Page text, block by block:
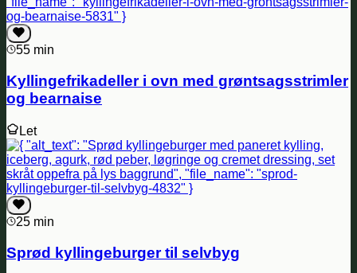
55 min
Kyllingefrikadeller i ovn med grøntsagsstrimler
og bearnaise
Let
25 min
Sprød kyllingeburger til selvbyg